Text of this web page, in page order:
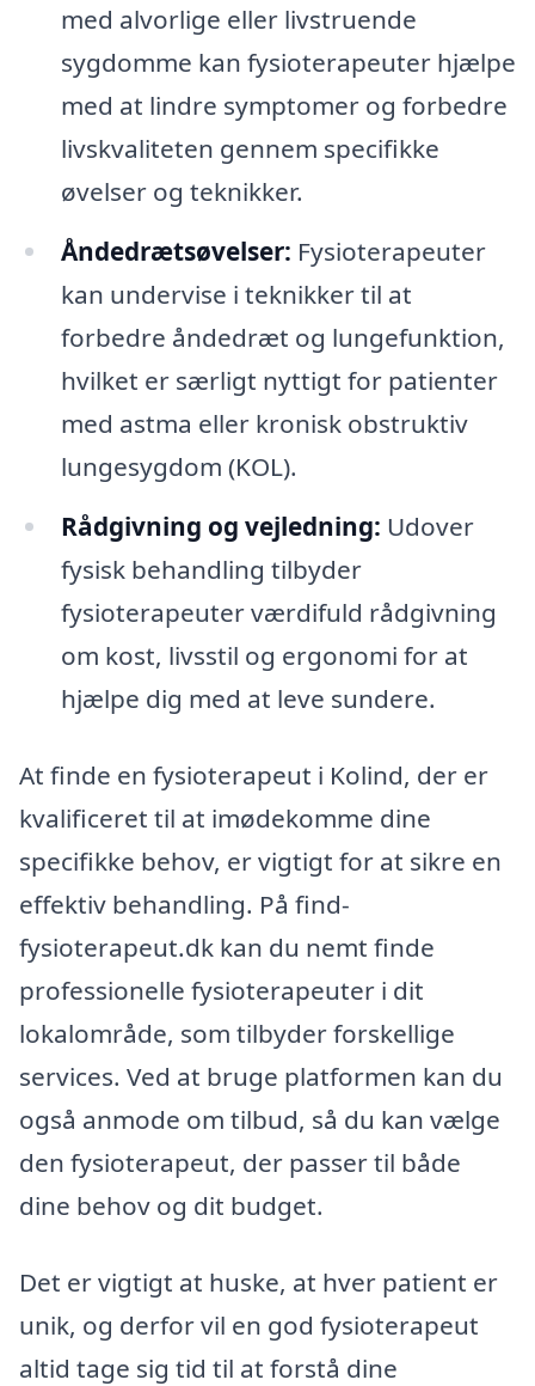
med alvorlige eller livstruende
sygdomme kan fysioterapeuter hjælpe
med at lindre symptomer og forbedre
livskvaliteten gennem specifikke
øvelser og teknikker.
Åndedrætsøvelser: Fysioterapeuter
kan undervise i teknikker til at
forbedre åndedræt og lungefunktion,
hvilket er særligt nyttigt for patienter
med astma eller kronisk obstruktiv
lungesygdom (KOL).
Rådgivning og vejledning: Udover
fysisk behandling tilbyder
fysioterapeuter værdifuld rådgivning
om kost, livsstil og ergonomi for at
hjælpe dig med at leve sundere.
At finde en fysioterapeut i Kolind, der er
kvalificeret til at imødekomme dine
specifikke behov, er vigtigt for at sikre en
effektiv behandling. På find-
fysioterapeut.dk kan du nemt finde
professionelle fysioterapeuter i dit
lokalområde, som tilbyder forskellige
services. Ved at bruge platformen kan du
også anmode om tilbud, så du kan vælge
den fysioterapeut, der passer til både
dine behov og dit budget.
Det er vigtigt at huske, at hver patient er
unik, og derfor vil en god fysioterapeut
altid tage sig tid til at forstå dine